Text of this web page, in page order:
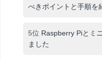
べきポイントと手順を
5位 Raspberry Piとミ
ました